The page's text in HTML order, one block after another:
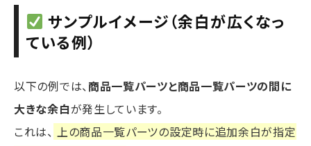
サンプルイメージ（余白が広くなっ
ている例）
以下の例では、商品一覧パーツと商品一覧パーツの間に
大きな余白が発生しています。
これは、 上の商品一覧パーツの設定時に追加余白が指定